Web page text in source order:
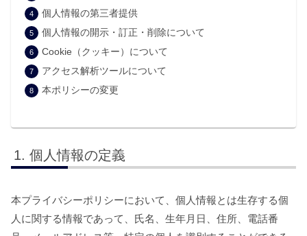
個人情報の第三者提供
個人情報の開示・訂正・削除について
Cookie（クッキー）について
アクセス解析ツールについて
本ポリシーの変更
個人情報の定義
本プライバシーポリシーにおいて、個人情報とは生存する個
人に関する情報であって、氏名、生年月日、住所、電話番